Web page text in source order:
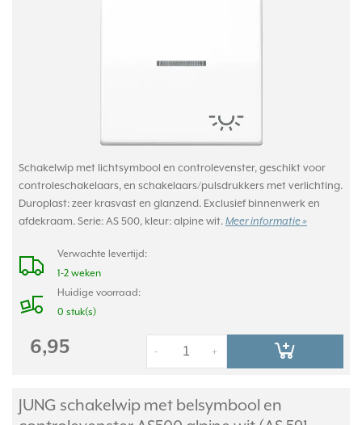
Schakelwip met lichtsymbool en controlevenster, geschikt voor
controleschakelaars, en schakelaars/pulsdrukkers met verlichting.
Duroplast: zeer krasvast en glanzend. Exclusief binnenwerk en
afdekraam. Serie: AS 500, kleur: alpine wit. Meer informatie »
Verwachte levertijd:
1-2 weken
Huidige voorraad:
0 stuk(s)
6,95 +
-
JUNG schakelwip met belsymbool en